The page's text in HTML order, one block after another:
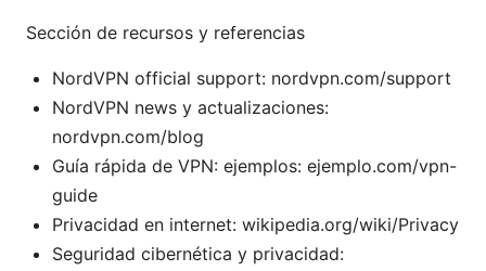
Sección de recursos y referencias
NordVPN official support: nordvpn.com/support
NordVPN news y actualizaciones:
nordvpn.com/blog
Guía rápida de VPN: ejemplos: ejemplo.com/vpn-
guide
Privacidad en internet: wikipedia.org/wiki/Privacy
Seguridad cibernética y privacidad: